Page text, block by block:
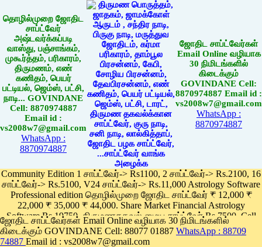
தொழில்முறை ஜோதிட
சாப்ட்வேர்
அஷ்டவர்க்கப்படி
வாஸ்து, பஞ்சாங்கம்,
முகூர்த்தம், பரிகாரம்,
திருமணம், எண்
கணிதம், பெயர்
பட்டியல், ஜெம்ஸ், பட்சி,
நாடி... GOVINDANE
Cell: 8870974887
Email id :
vs2008w7@gmail.com
WhatsApp :
8870974887
ஜோதிட சாப்ட்வேர்கள்
Email Online வழியாக
30 நிமிடங்களில்
கிடைக்கும்
GOVINDANE Cell:
8870974887 Email id :
vs2008w7@gmail.com
WhatsApp :
8870974887
Community Edition 1 சாப்ட்வேர்-> Rs1100, 2 சாப்ட்வேர்-> Rs.2100, 16
சாப்ட்வேர்-> Rs.5100, V24 சாப்ட்வேர்-> Rs.11,000 Astrology Software
Professional edition தொழில்முறை ஜோதிட சாப்ட்வேர் ₹ 12,000 ₹
22,000 ₹ 35,000 ₹ 44,000. Share Market Financial Astrology
Software Rs.19750, திருமணதகவல் மைய சாப்ட்வேர் Rs.7500, Cell
Phone App Rs. 1100
Pay online
ஜோதிட சாப்ட்வேர்கள் Email Online வழியாக 30 நிமிடங்களில்
கிடைக்கும் GOVINDANE Cell: 88077 01887 WhatsApp : 88709
74887 Email id : vs2008w7@gmail.com